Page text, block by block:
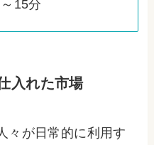
15分
入れた市場
々が日常的に利用す